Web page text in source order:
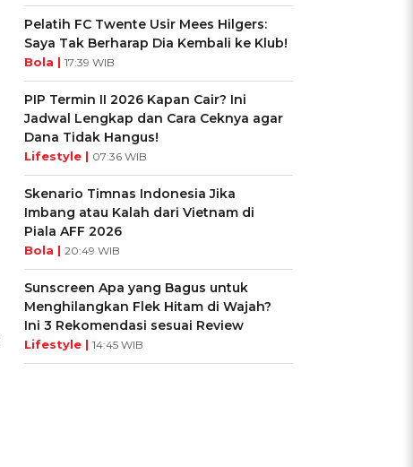
Pelatih FC Twente Usir Mees Hilgers:
Saya Tak Berharap Dia Kembali ke Klub!
Bola | 17:39 WIB
PIP Termin II 2026 Kapan Cair? Ini
Jadwal Lengkap dan Cara Ceknya agar
Dana Tidak Hangus!
Lifestyle | 07:36 WIB
Skenario Timnas Indonesia Jika
Imbang atau Kalah dari Vietnam di
Piala AFF 2026
Bola | 20:49 WIB
Sunscreen Apa yang Bagus untuk
Menghilangkan Flek Hitam di Wajah?
Ini 3 Rekomendasi sesuai Review
Lifestyle | 14:45 WIB